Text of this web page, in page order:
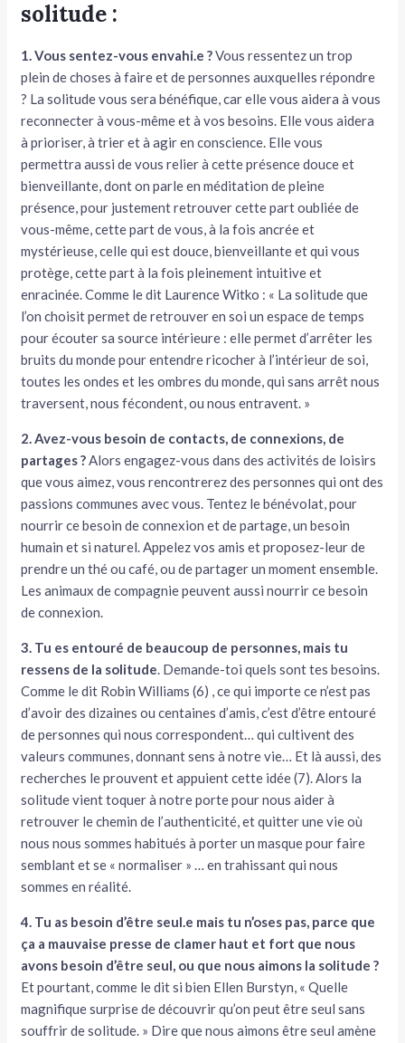
solitude :
1. Vous sentez-vous envahi.e ?Vous ressentez un trop
plein de choses à faire et de personnes auxquelles répondre
? La solitude vous sera bénéfique, car elle vous aidera à vous
reconnecter à vous-même et à vos besoins. Elle vous aidera
à prioriser, à trier et à agir en conscience. Elle vous
permettra aussi de vous relier à cette présence douce et
bienveillante, dont on parle en méditation de pleine
présence, pour justement retrouver cette part oubliée de
vous-même, cette part de vous, à la fois ancrée et
mystérieuse, celle qui est douce, bienveillante et qui vous
protège, cette part à la fois pleinement intuitive et
enracinée. Comme le dit Laurence Witko : « La solitude que
l’on choisit permet de retrouver en soi un espace de temps
pour écouter sa source intérieure : elle permet d’arrêter les
bruits du monde pour entendre ricocher à l’intérieur de soi,
toutes les ondes et les ombres du monde, qui sans arrêt nous
traversent, nous fécondent, ou nous entravent. »
2. Avez-vous besoin de contacts, de connexions, de
partages ?Alors engagez-vous dans des activités de loisirs
que vous aimez, vous rencontrerez des personnes qui ont des
passions communes avec vous. Tentez le bénévolat, pour
nourrir ce besoin de connexion et de partage, un besoin
humain et si naturel. Appelez vos amis et proposez-leur de
prendre un thé ou café, ou de partager un moment ensemble.
Les animaux de compagnie peuvent aussi nourrir ce besoin
de connexion.
3. Tu es entouré de beaucoup de personnes, mais tu
ressens de la solitude. Demande-toi quels sont tes besoins.
Comme le dit Robin Williams (6) , ce qui importe ce n’est pas
d’avoir des dizaines ou centaines d’amis, c’est d’être entouré
de personnes qui nous correspondent… qui cultivent des
valeurs communes, donnant sens à notre vie… Et là aussi, des
recherches le prouvent et appuient cette idée (7). Alors la
solitude vient toquer à notre porte pour nous aider à
retrouver le chemin de l’authenticité, et quitter une vie où
nous nous sommes habitués à porter un masque pour faire
semblant et se « normaliser » … en trahissant qui nous
sommes en réalité.
4. Tu as besoin d’être seul.e mais tu n’oses pas, parce que
ça a mauvaise presse de clamer haut et fort que nous
avons besoin d’être seul, ou que nous aimons la solitude ?
Et pourtant, comme le dit si bien Ellen Burstyn, « Quelle
magnifique surprise de découvrir qu’on peut être seul sans
souffrir de solitude. » Dire que nous aimons être seul amène